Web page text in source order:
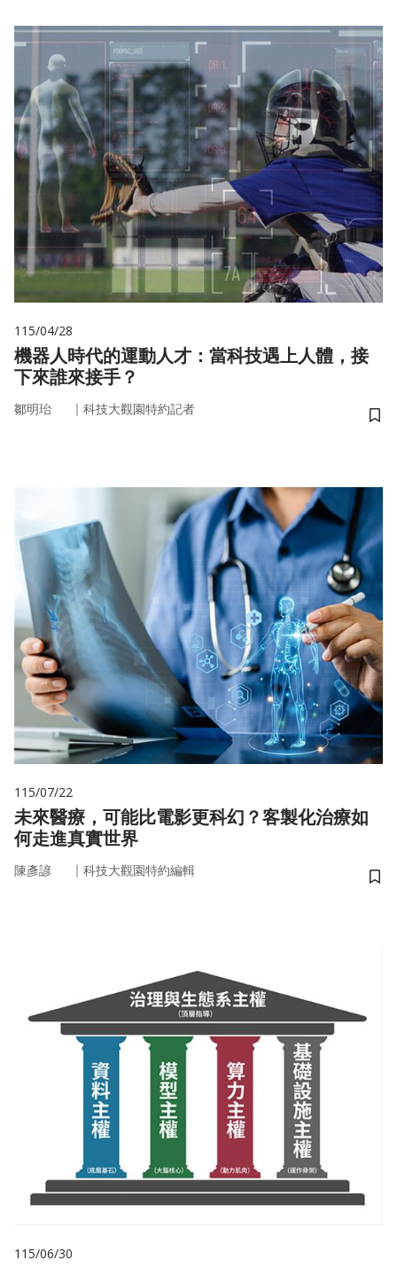
115/04/28
機器人時代的運動人才：當科技遇上人體，接
下來誰來接手？
鄒明珆 ｜ 科技大觀園特約記者
儲
115/07/22
未來醫療，可能比電影更科幻？客製化治療如
何走進真實世界
陳彥諺 ｜ 科技大觀園特約編輯
儲
115/06/30